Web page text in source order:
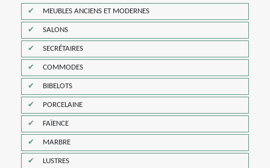
MEUBLES ANCIENS ET MODERNES
SALONS
SECRÉTAIRES
COMMODES
BIBELOTS
PORCELAINE
FAÏENCE
MARBRE
LUSTRES